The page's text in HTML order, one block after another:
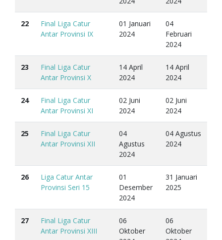
22
Final Liga Catur
Antar Provinsi IX
01 Januari
2024
04
Februari
2024
23
Final Liga Catur
Antar Provinsi X
14 April
2024
14 April
2024
24
Final Liga Catur
Antar Provinsi XI
02 Juni
2024
02 Juni
2024
25
Final Liga Catur
Antar Provinsi XII
04
Agustus
2024
04 Agustus
2024
26
Liga Catur Antar
Provinsi Seri 15
01
Desember
2024
31 Januari
2025
27
Final Liga Catur
Antar Provinsi XIII
06
Oktober
06
Oktober